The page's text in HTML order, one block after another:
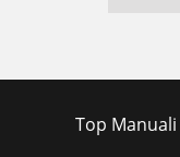
Top Manuali